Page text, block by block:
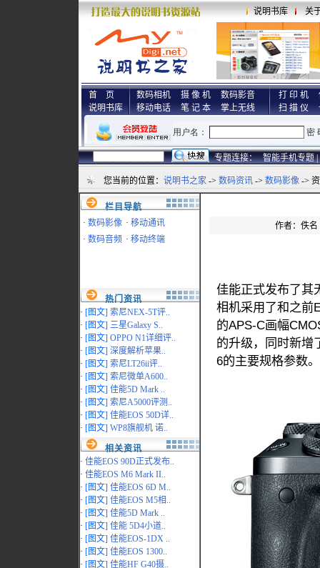
说明书库 关
首 页
说明书库
数码相机 摄 像 机
数码影音
移动电话
笔 记 本 掌上无线
打 印 机
扫 描 仪
专题连接： 智能手机专题 |
您当前的位置： 说明书之家 -> 数码资讯 -> 数码影像 ->
栏目导航
· 数码影像 · 移动通讯
· 数码音频 · 移动终端
热门资讯
· [图文] 索尼NEX-5T评..
· [图文] 三星Galaxy S..
· [图文] OPPO N1详细评..
· [图文] 深度解析苹果..
· [图文] 索尼LT26ii评..
· [图文] 索尼微单A600..
· [图文] 佳能5D Mark ..
· [图文] 索尼A5000评测..
· [图文] 佳能EOS 50D详..
· [图文] WP8旗舰机 诺..
相关资讯
· 佳能EOS 90D正式发布..
· 佳能EOS M6 Mark II..
· [图文] 佳能EOS 6D M..
· [图文] 佳能EOS M5相..
· [图文] 佳能5D Mark ..
· [图文] 佳能 5D4小道..
· [图文] 佳能EOS-1DX ..
· [图文] 佳能EOS 1300..
· [图文] 佳能HF G40摄..
作者：佚名
佳能正式发布了
相机采用了和之前
的APS-C画幅
的升级，同时新增
6的主要规格参数。